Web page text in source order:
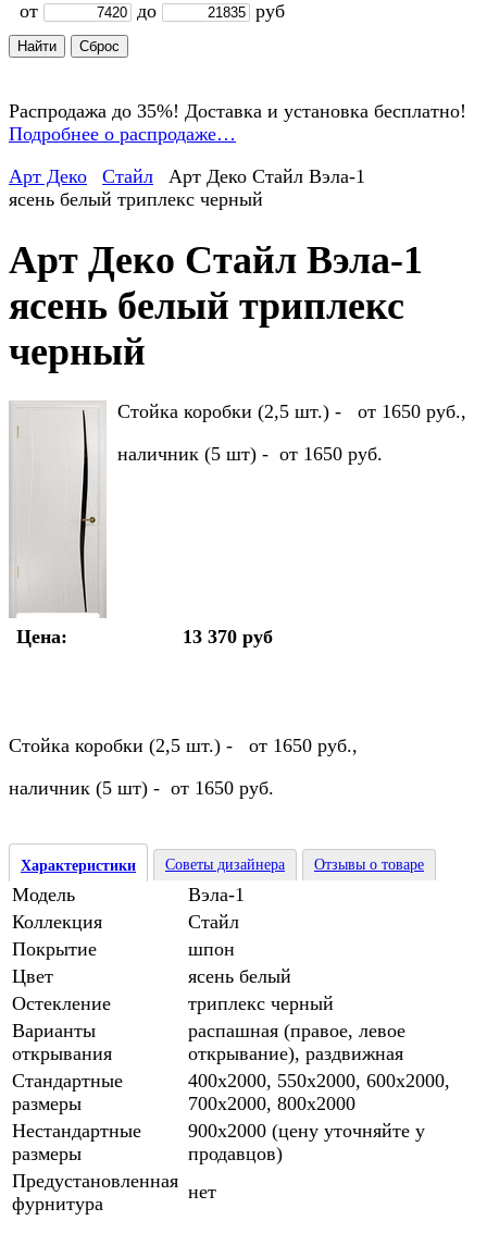
от
до руб
Распродажа до 35%! Доставка и установка бесплатно!
Подробнее о распродаже…
Арт Деко
Стайл
Арт Деко Стайл Вэла-1
ясень белый триплекс черный
Арт Деко Стайл Вэла-1
ясень белый триплекс
черный
Стойка коробки (2,5 шт.) - от 1650 руб.,
наличник (5 шт) - от 1650 руб.
Цена: 13 370 руб
Стойка коробки (2,5 шт.) - от 1650 руб.,
наличник (5 шт) - от 1650 руб.
Характеристики Советы дизайнера Отзывы о товаре
Модель
Вэла-1
Коллекция
Стайл
Покрытие
шпон
Цвет
ясень белый
Остекление
триплекс черный
Варианты
открывания
распашная (правое, левое
открывание), раздвижная
Стандартные
размеры
400х2000, 550х2000, 600х2000,
700х2000, 800х2000
Нестандартные
размеры
900х2000 (цену уточняйте у
продавцов)
Предустановленная
фурнитура
нет